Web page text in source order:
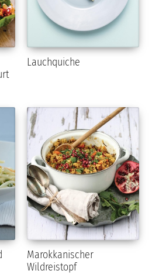
Lauchquiche
Marokkanischer
Wildreistopf